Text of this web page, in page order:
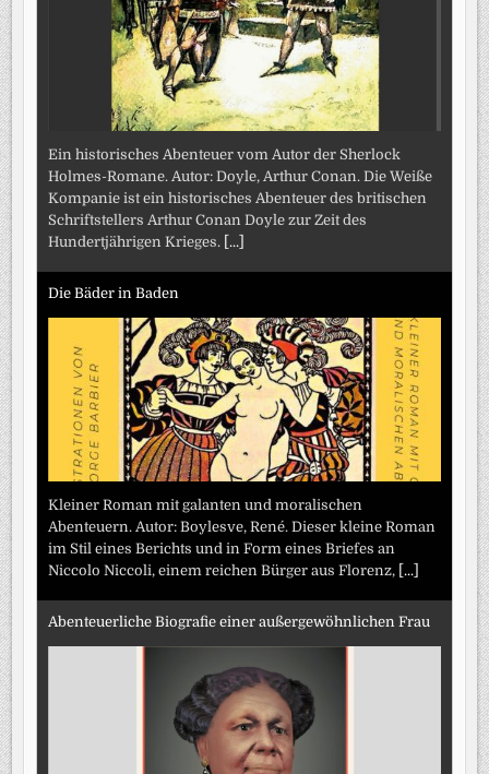
Ein historisches Abenteuer vom Autor der Sherlock
Holmes-Romane. Autor: Doyle, Arthur Conan. Die Weiße
Kompanie ist ein historisches Abenteuer des britischen
Schriftstellers Arthur Conan Doyle zur Zeit des
Hundertjährigen Krieges. [...]
Die Bäder in Baden
Kleiner Roman mit galanten und moralischen
Abenteuern. Autor: Boylesve, René. Dieser kleine Roman
im Stil eines Berichts und in Form eines Briefes an
Niccolo Niccoli, einem reichen Bürger aus Florenz, [...]
Abenteuerliche Biografie einer außergewöhnlichen Frau